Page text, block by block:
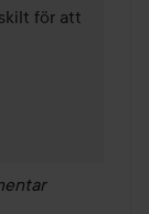
för att